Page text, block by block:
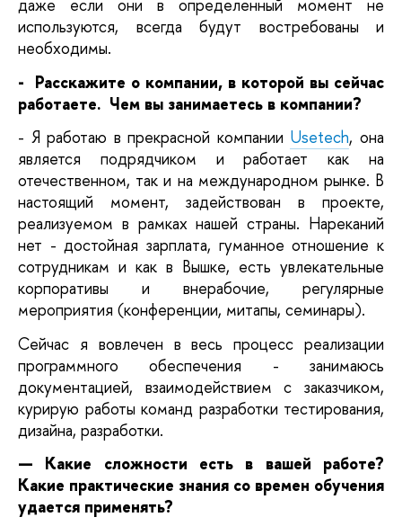
даже если они в определенный момент не
используются, всегда будут востребованы и
необходимы.
-  Расскажите о компании, в которой вы сейчас
работаете.  Чем вы занимаетесь в компании?
- Я работаю в прекрасной компании Usetech, она
является подрядчиком и работает как на
отечественном, так и на международном рынке. В
настоящий момент, задействован в проекте,
реализуемом в рамках нашей страны. Нареканий
нет - достойная зарплата, гуманное отношение к
сотрудникам и как в Вышке, есть увлекательные
корпоративы и внерабочие, регулярные
мероприятия (конференции, митапы, семинары).
Сейчас я вовлечен в весь процесс реализации
программного обеспечения - занимаюсь
документацией, взаимодействием с заказчиком,
курирую работы команд разработки тестирования,
дизайна, разработки.
— Какие сложности есть в вашей работе?
Какие практические знания со времен обучения
удается применять?